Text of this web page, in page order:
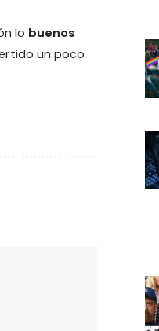
lo buenos
un poco